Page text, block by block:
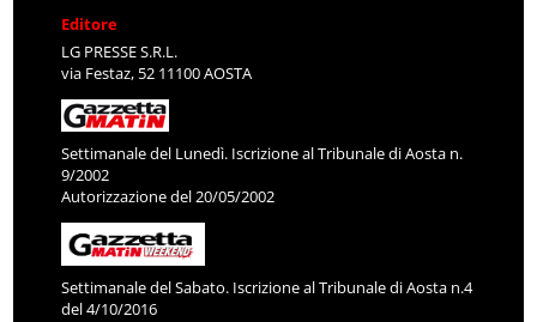
Editore
LG PRESSE S.R.L.
via Festaz, 52 11100 AOSTA
Settimanale del Lunedì. Iscrizione al Tribunale di Aosta n.
9/2002
Autorizzazione del 20/05/2002
Settimanale del Sabato. Iscrizione al Tribunale di Aosta n.4
del 4/10/2016